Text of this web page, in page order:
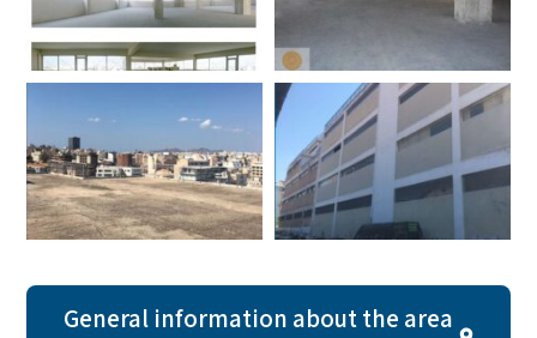
General information about the area